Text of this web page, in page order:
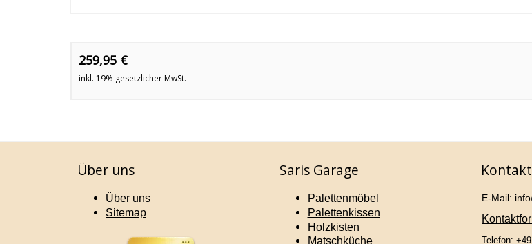
259,95 €
inkl. 19% gesetzlicher MwSt.
Über uns
Über uns
Sitemap
Saris Garage
Palettenmöbel
Palettenkissen
Holzkisten
Matschküche
Kontakt
E-Mail:
Telefon: